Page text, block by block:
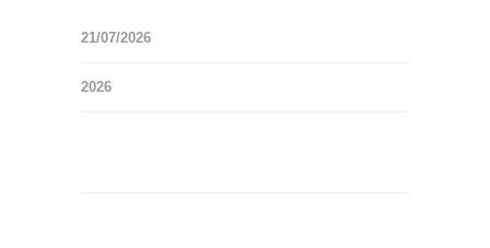
21/07/2026
2026